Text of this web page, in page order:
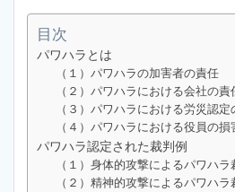
目次
パワハラとは
（１）パワハラの加害者の責任
（２）パワハラにおける会社の責
（３）パワハラにおける労災認定
（４）パワハラにおける役員の
パワハラ認定された裁判例
（１）身体的攻撃によるパワハラ
（２）精神的攻撃によるパワハラ